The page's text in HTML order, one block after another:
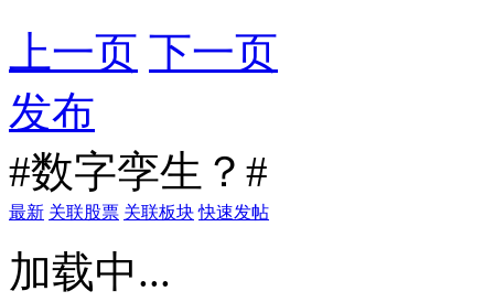
上一页 下一页
发布
#数字孪生？#
最新 关联股票 关联板块 快速发帖
加载中...